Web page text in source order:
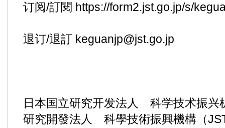
订阅/訂閱 https://form2.jst.go.jp/s/
退订/退訂 keguanjp@jst.go.jp
日本国立研究开发法人 科学技术振兴
研究開發法人 科學技術振興機構（